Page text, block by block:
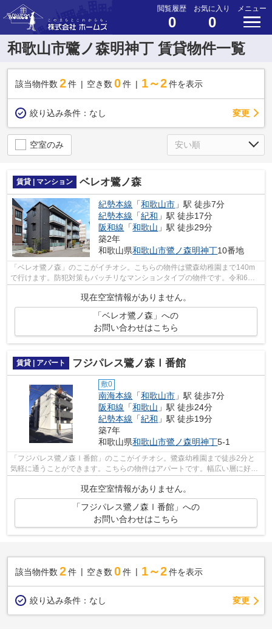
閲覧履歴
0
お気に入り
0
メニュー
和歌山市鷺ノ森明神丁 賃貸物件一覧
該当物件数 2件 空き数 0 件 1～2 件を表示
絞り込み条件： なし 変更
空室のみ
賃貸 | マンション ベレオ鷺ノ森
紀勢本線 「和歌山市 」駅 徒歩7分
紀勢本線 「紀和 」駅 徒歩17分
阪和線 「和歌山 」駅 徒歩29分
築2年
和歌山県和歌山市鷺ノ森明神丁10番地
「ベレオ鷺ノ森」のここがイチオシ。こちらの物件は鷺森幼稚園まで140m
で行けます。防犯対策もバッチリなマンションタイプの物件です。令和6年
築のコチラの物件は、落ち着きのある室内...
現在空室情報がありません。
「ベレオ鷺ノ森」への
お問い合わせはこちら
賃貸 | アパート フジパレス鷺ノ森Ⅰ番館
敷0
南海本線 「和歌山市 」駅 徒歩7分
阪和線 「和歌山 」駅 徒歩24分
紀勢本線 「紀和 」駅 徒歩19分
築7年
和歌山県和歌山市鷺ノ森明神丁5-1
「フジパレス鷺ノ森Ⅰ番館」のここがイチオシ。鷺森幼稚園まで徒歩2分と
気軽に通うことができます。こちらの物件はアパートです。幅広い層に好評
現在空室情報がありません。
「フジパレス鷺ノ森Ⅰ番館」への
お問い合わせはこちら
該当物件数 2件 空き数 0 件 1～2 件を表示
絞り込み条件： なし 変更